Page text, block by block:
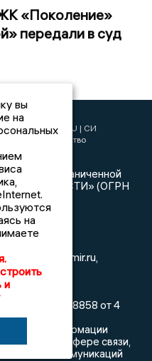
«Поколение»
передали в суд
| СИ
агентство
с ограниченной
НОВОСТИ» (ОГРН
Эл № ФС77-78858 от 4
из реестра
информации
надзору в сфере связи,
коммуникаций
вы
на
на
и